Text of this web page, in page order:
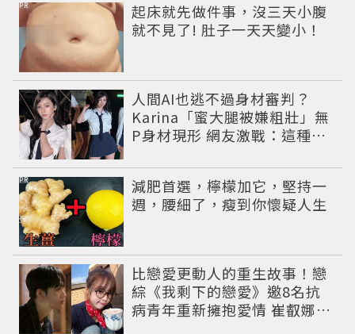
起床就先做件事，沒三天小腹
就不見了! 肚子一天天變小！
PR
人間AI也逃不過身材審判？
Karina「蜜大腿被嫌粗壯」無
P身材現形 網友激戰：這種身
減肥首選，檸檬加它，堅持一
週，腰細了，瘦到你懷疑人生
PR
比戀愛更動人的重生故事！戀
綜《我剩下的戀愛》邀8名抗
病青年重新擁抱愛情 崔叡娜淚